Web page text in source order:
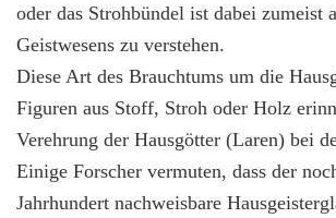
oder das Strohbündel ist dabei zumeist
Geistwesens zu verstehen.
Diese Art des Brauchtums um die
Figuren aus Stoff, Stroh oder Holz
Verehrung der Hausgötter (Laren) bei
Einige Forscher vermuten, dass der
Jahrhundert nachweisbare